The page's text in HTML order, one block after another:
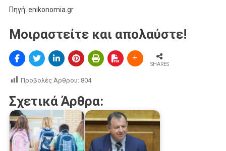
Πηγή: enikonomia.gr
Μοιραστείτε και απολαύστε!
SHARES
Προβολές Άρθρου: 804
Σχετικά Άρθρα: